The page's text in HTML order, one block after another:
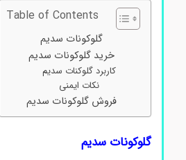
Table of Contents
گلوکونات سدیم
خرید گلوکونات سدیم
کاربرد گلوکنات سدیم
نکات ایمنی
فروش گلوکونات سدیم
گلوکونات سدیم